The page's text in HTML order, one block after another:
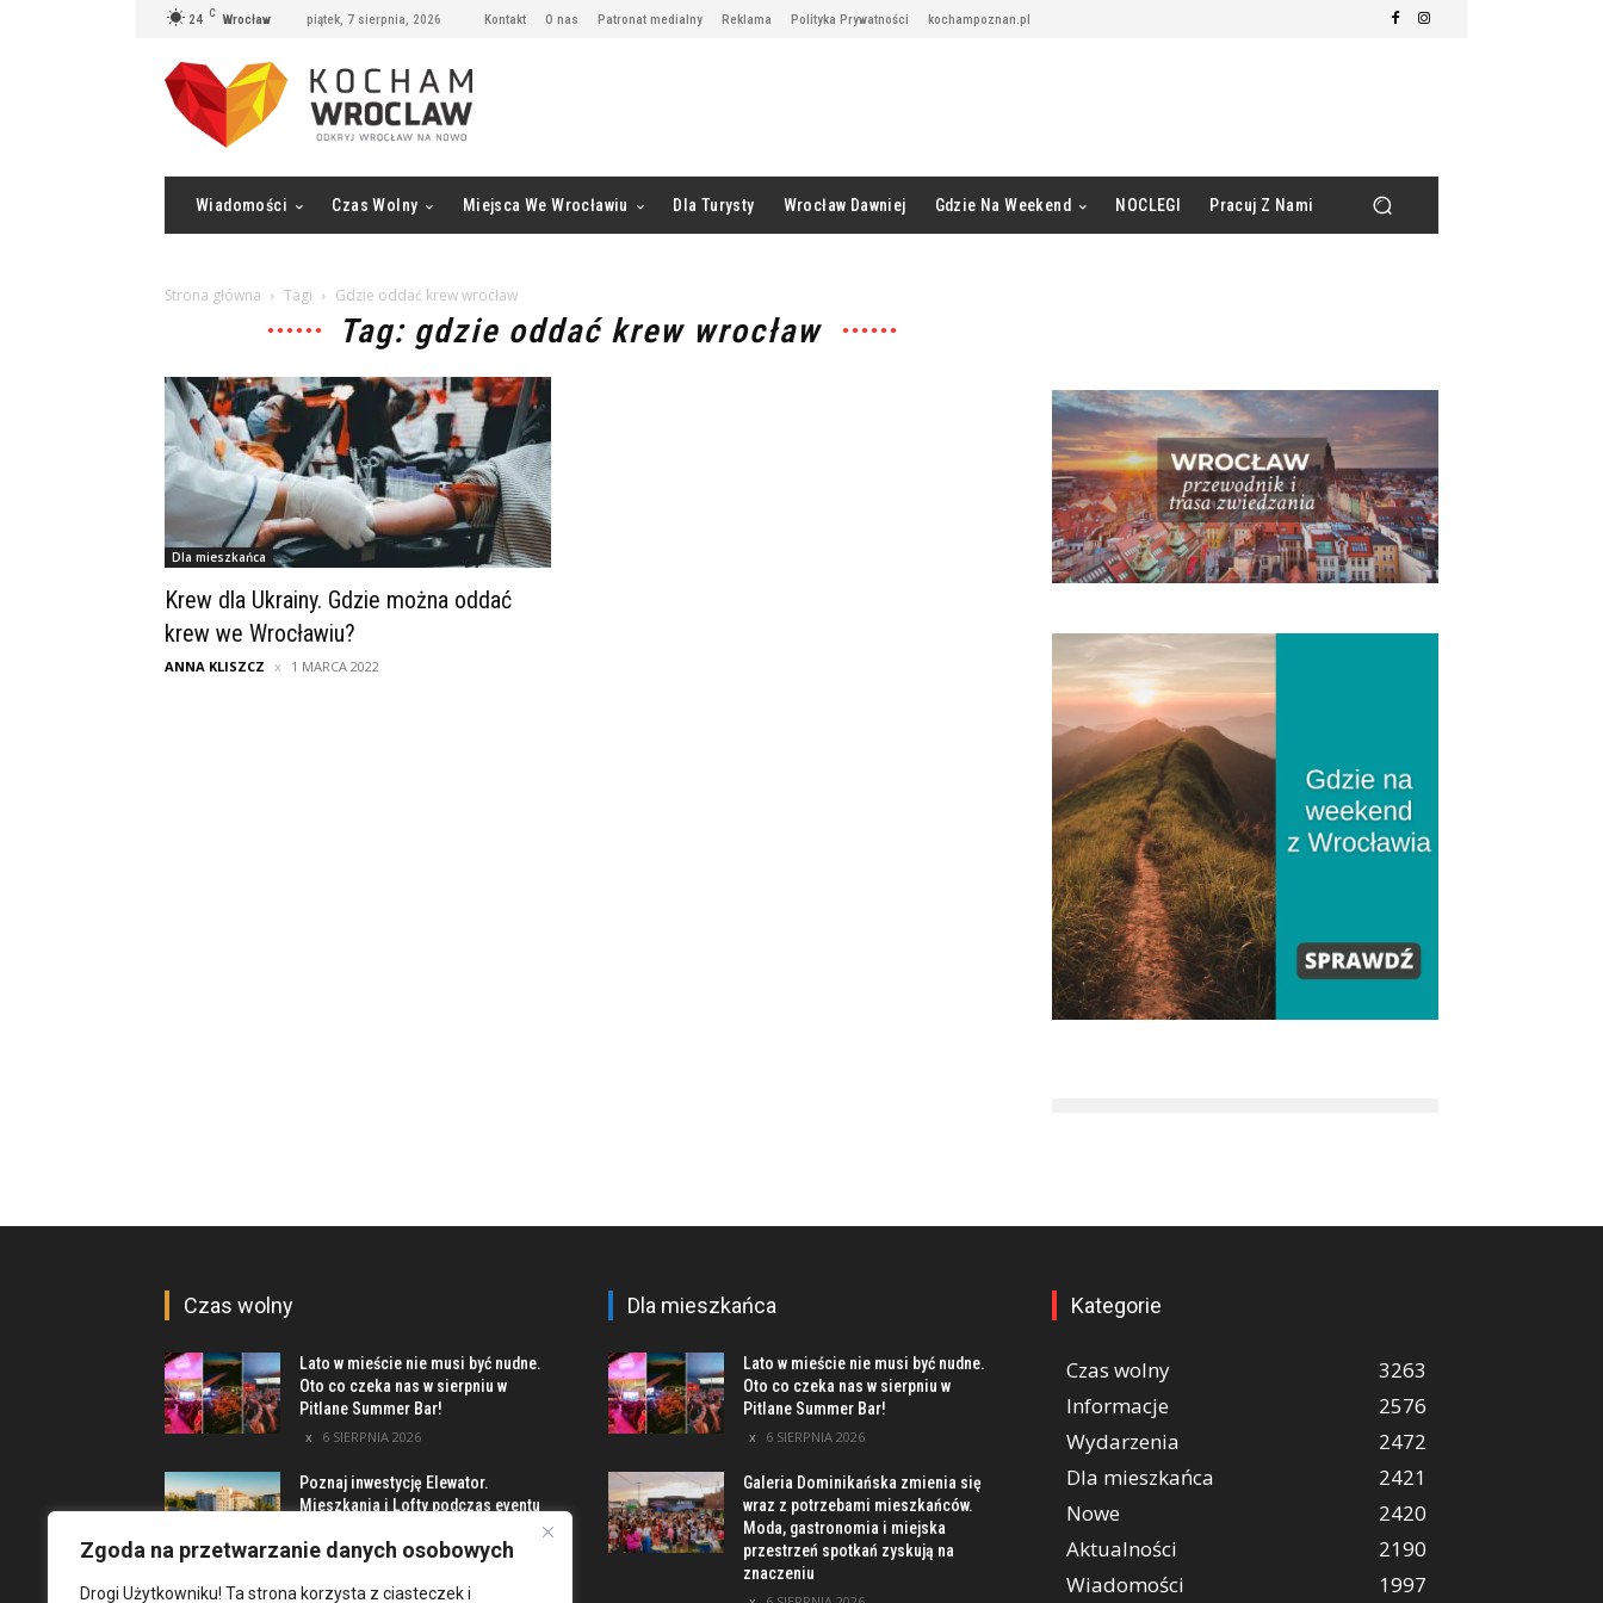
Zgoda na przetwarzanie danych osobowych
Drogi Użytkowniku! Ta strona korzysta z ciasteczek i
24 C Wrocław piątek, 7 sierpnia, 2026 Kontakt O nas Patronat medialny Reklama Polityka Prywatności kochampoznan.pl
Wiadomości Czas Wolny Miejsca We Wrocławiu Dla Turysty Wrocław Dawniej Gdzie Na Weekend NOCLEGI Pracuj Z Nami
Strona główna Tagi Gdzie oddać krew wrocław
Tag: gdzie oddać krew wrocław
Dla mieszkańca
Krew dla Ukrainy. Gdzie można oddać
krew we Wrocławiu?
ANNA KLISZCZ 1 MARCA 2022
Czas wolny
Lato w mieście nie musi być nudne.
Oto co czeka nas w sierpniu w
Pitlane Summer Bar!
6 SIERPNIA 2026
Poznaj inwestycję Elewator.
Mieszkania i Lofty podczas eventu
5 SIERPNIA 2026
Dla mieszkańca
Lato w mieście nie musi być nudne.
Oto co czeka nas w sierpniu w
Pitlane Summer Bar!
6 SIERPNIA 2026
Galeria Dominikańska zmienia się
wraz z potrzebami mieszkańców.
Moda, gastronomia i miejska
przestrzeń spotkań zyskują na
znaczeniu
Kategorie
Czas wolny
3263
Informacje
2576
Wydarzenia
2472
Dla mieszkańca
2421
Nowe
2420
Aktualności
2190
Wiadomości
1997